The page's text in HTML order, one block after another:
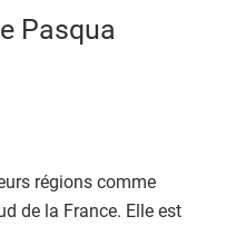
Pasqua
régions comme
de la France. Elle est